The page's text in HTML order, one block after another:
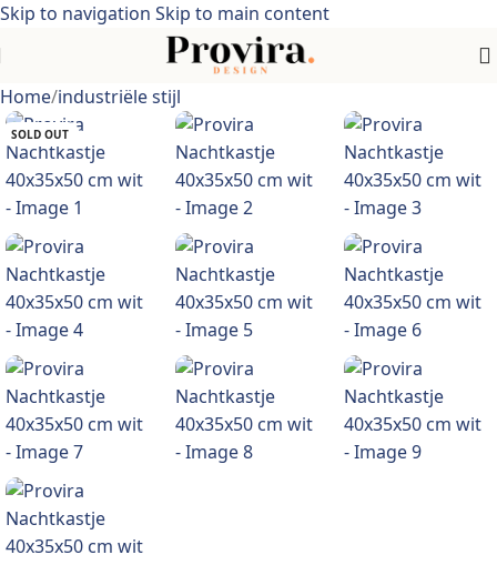
Skip to navigation Skip to main content
Home/industriële stijl
SOLD OUT